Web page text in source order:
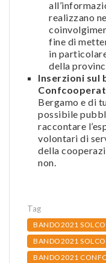
realizzano
fine di
in
della
Inserzioni sul
Bergamo e di
possibile
raccontare
volontari di
della
non.
Tag
BANDO2021 SOLCO
BANDO2021
BANDO2021